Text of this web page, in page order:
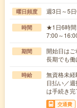
曜日頻度 週3日～5
時間
★1日6時間
7:00～
期間
開始日は
長期でも働
時給
無資格未
日払い／
は手続き完
交通費